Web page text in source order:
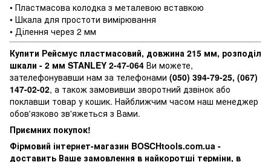
• Пластмасова колодка з металевою вставкою
• Шкала для простоти вимірювання
• Ділення через 2 мм
Купити Рейсмус пластмасовий, довжина 215 мм, розподіл
шкали - 2 мм STANLEY 2-47-064 Ви можете,
зателефонувавши нам за телефонами (050) 394-79-25, (067)
147-02-02, а також замовивши зворотний дзвінок або
поклавши товар у кошик. Найближчим часом наш менеджер
обов'язково зв'яжеться з Вами.
Приємних покупок!
Фірмовий інтернет-магазин BOSCHtools.com.ua -
доставить Ваше замовлення в найкоротші терміни, в